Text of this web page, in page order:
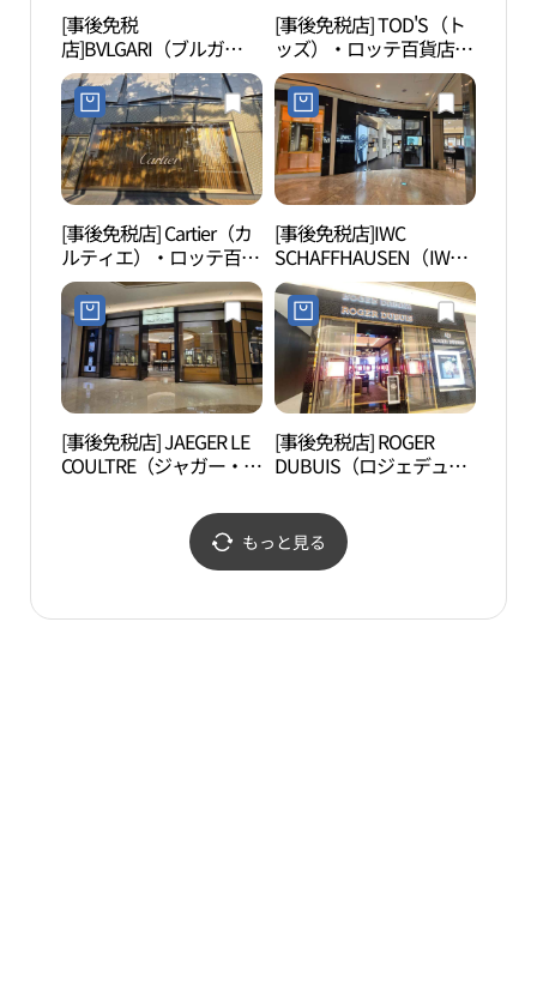
[事後免税
店]BVLGARI（ブルガ
リ）・ロッテ百貨店チャ
ムシル（蚕室）
AVENUEL（アヴェニュ
エル）店(불가리 롯데백
화점 잠실 에비뉴엘점)
[事後免税店] TOD'S（ト
ッズ）・ロッテ百貨店チ
ャムシル（蚕室）
AVENUEL（アヴェニュ
エル）店(토즈 롯데백화
점 잠실 에비뉴엘점)
[事後免税店] Cartier（カ
ルティエ）・ロッテ百貨
店チャムシル（蚕室）
AVENUEL（アヴェニュ
エル）店(까르띠에 롯데
백화점 잠실 에비뉴엘점)
[事後免税店]IWC
SCHAFFHAUSEN（IWC
シャフハウゼン）・ロッ
テ百貨店チャムシル（蚕
室）AVENUEL（アヴェ
ニュエル）店(IWC 샤프
하우젠 롯데백화점 잠실
에비뉴엘점)
[事後免税店] JAEGER LE
COULTRE（ジャガー・ル
チャムシル（蚕室）
AVENUEL（アヴェニュ
エル）店(예거르쿨트르
[事後免税店] ROGER
DUBUIS（ロジェデュブ
ムシル（蚕室）
AVENUEL（アヴェニュ
エル）店(로저드뷔 롯데
もっと見る